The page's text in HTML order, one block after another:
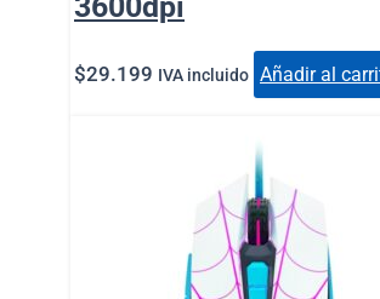
$29.199 IVA incluido Añadir al